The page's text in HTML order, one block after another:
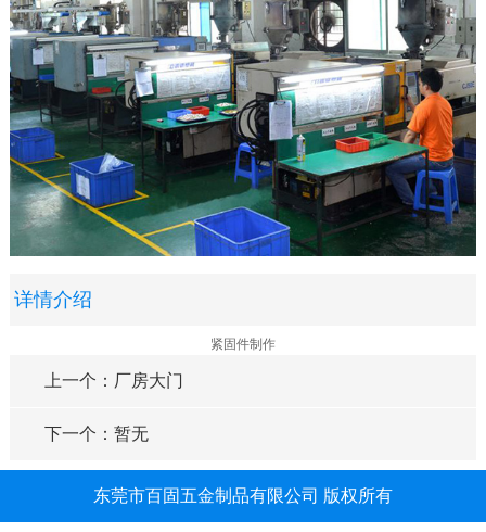
详情介绍
紧固件制作
上一个：厂房大门
下一个：暂无
东莞市百固五金制品有限公司 版权所有